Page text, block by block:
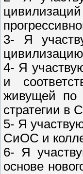
3- Я
4- Я
и
живущей по
стратегии в
5- Я
СиОС и
6- Я
основе